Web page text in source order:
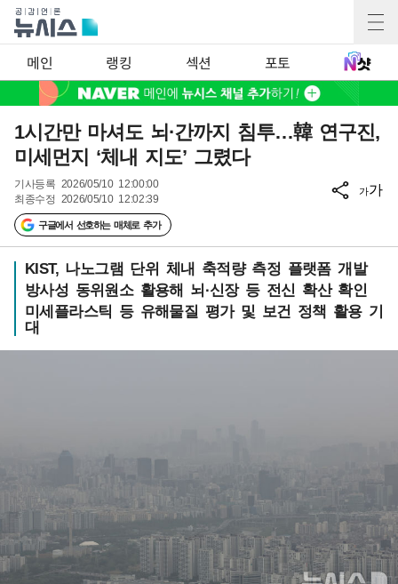
메인 랭킹 섹션 포토
1시간만 마셔도 뇌·간까지 침투…韓 연구진,
미세먼지 ‘체내 지도’ 그렸다
기사등록 2026/05/10 12:00:00
최종수정 2026/05/10 12:02:39
구글에서 선호하는 매체로 추가
가가
KIST, 나노그램 단위 체내 축적량 측정 플랫폼 개발
방사성 동위원소 활용해 뇌·신장 등 전신 확산 확인
미세플라스틱 등 유해물질 평가 및 보건 정책 활용 기
대